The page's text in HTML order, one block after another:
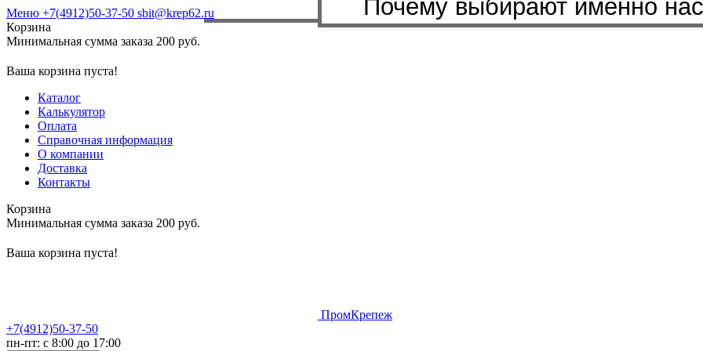
Меню +7(4912)50-37-50 sbit@krep62.ru
Корзина
Минимальная сумма заказа 200 руб.
Ваша корзина пуста!
Каталог
Калькулятор
Оплата
Справочная информация
О компании
Доставка
Контакты
Корзина
Минимальная сумма заказа 200 руб.
Ваша корзина пуста!
ПромКрепеж
+7(4912)50-37-50
пн-пт: с 8:00 до 17:00
Почему выбирают именно